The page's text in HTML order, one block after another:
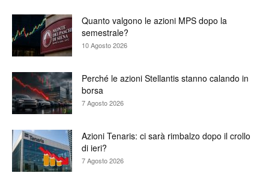
Quanto valgono le azioni MPS dopo la
semestrale?
10 Agosto 2026
Perché le azioni Stellantis stanno calando in
borsa
7 Agosto 2026
Azioni Tenaris: ci sarà rimbalzo dopo il crollo
di ieri?
7 Agosto 2026